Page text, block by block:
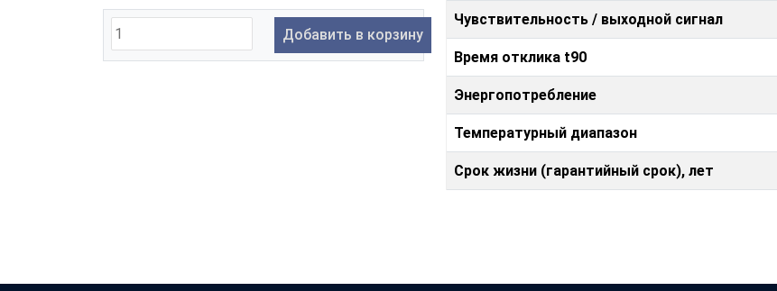
Добавить в корзину
Чувствительность / выходной сигнал
Время отклика t90
Энергопотребление
Температурный диапазон
Срок жизни (гарантийный срок), лет